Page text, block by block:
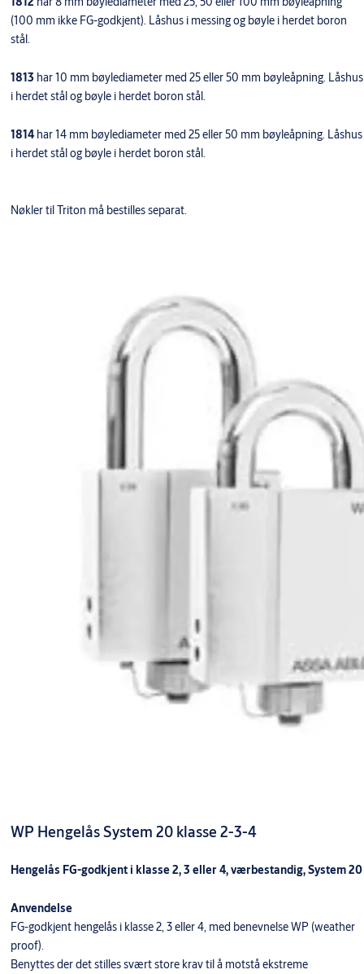
(100 mm ikke FG-godkjent). Låshus i messing og bøyle i herdet boron
stål.
1813 har 10 mm bøylediameter med 25 eller 50 mm bøyleåpning. Låshus
i herdet stål og bøyle i herdet boron stål.
1814 har 14 mm bøylediameter med 25 eller 50 mm bøyleåpning. Låshus
i herdet stål og bøyle i herdet boron stål.
Nøkler til Triton må bestilles separat.
WP Hengelås System 20 klasse 2-3-4
Hengelås FG-godkjent i klasse 2, 3 eller 4, værbestandig, System 20
Anvendelse
FG-godkjent hengelås i klasse 2, 3 eller 4, med benevnelse WP (weather
proof).
Benyttes der det stilles svært store krav til å motstå ekstreme